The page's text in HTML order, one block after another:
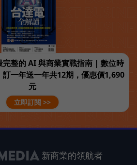
完整的 AI 與商業實戰指南 | 數位時
一年送一年共12期，優惠價1,690
元
立即訂閱 >>
新商業的領航者